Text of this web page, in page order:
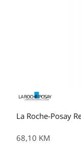
La Roche-Posay
68,10 KM